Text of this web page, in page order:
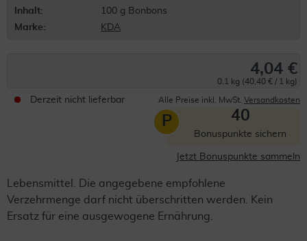
Inhalt:
100 g Bonbons
Marke:
KDA
4,04 €
0.1 kg (40,40 € / 1 kg)
Derzeit nicht lieferbar Alle Preise inkl. MwSt. Versandkosten
P 40
Bonuspunkte sichern
Jetzt Bonuspunkte sammeln
Lebensmittel. Die angegebene empfohlene
Verzehrmenge darf nicht überschritten werden. Kein
Ersatz für eine ausgewogene Ernährung.